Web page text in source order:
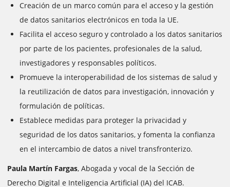
Creación de un marco común para el acceso y la gestión
de datos sanitarios electrónicos en toda la UE.
Facilita el acceso seguro y controlado a los datos sanitarios
por parte de los pacientes, profesionales de la salud,
investigadores y responsables políticos.
Promueve la interoperabilidad de los sistemas de salud y
la reutilización de datos para investigación, innovación y
formulación de políticas.
Establece medidas para proteger la privacidad y
seguridad de los datos sanitarios, y fomenta la confianza
en el intercambio de datos a nivel transfronterizo.
Paula Martín Fargas, Abogada y vocal de la Sección de
Derecho Digital e Inteligencia Artificial (IA) del ICAB.